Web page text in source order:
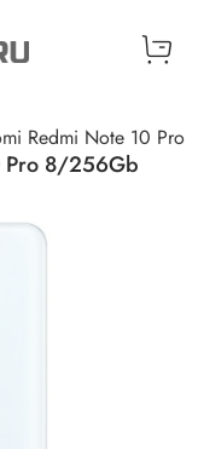
Redmi Note 10 Pro
Pro 8/256Gb